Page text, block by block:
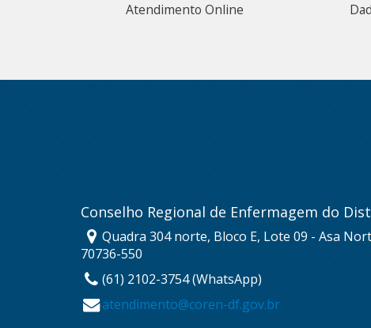
Atendimento Online
Conselho Regional de Enfermagem do
Quadra 304 norte, Bloco E, Lote 09 - Asa
70736-550
(61) 2102-3754 (WhatsApp)
atendimento@coren-df.gov.br